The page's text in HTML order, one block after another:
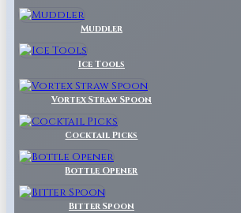
Muddler
Ice Tools
Vortex Straw Spoon
Cocktail Picks
Bottle Opener
Bitter Spoon